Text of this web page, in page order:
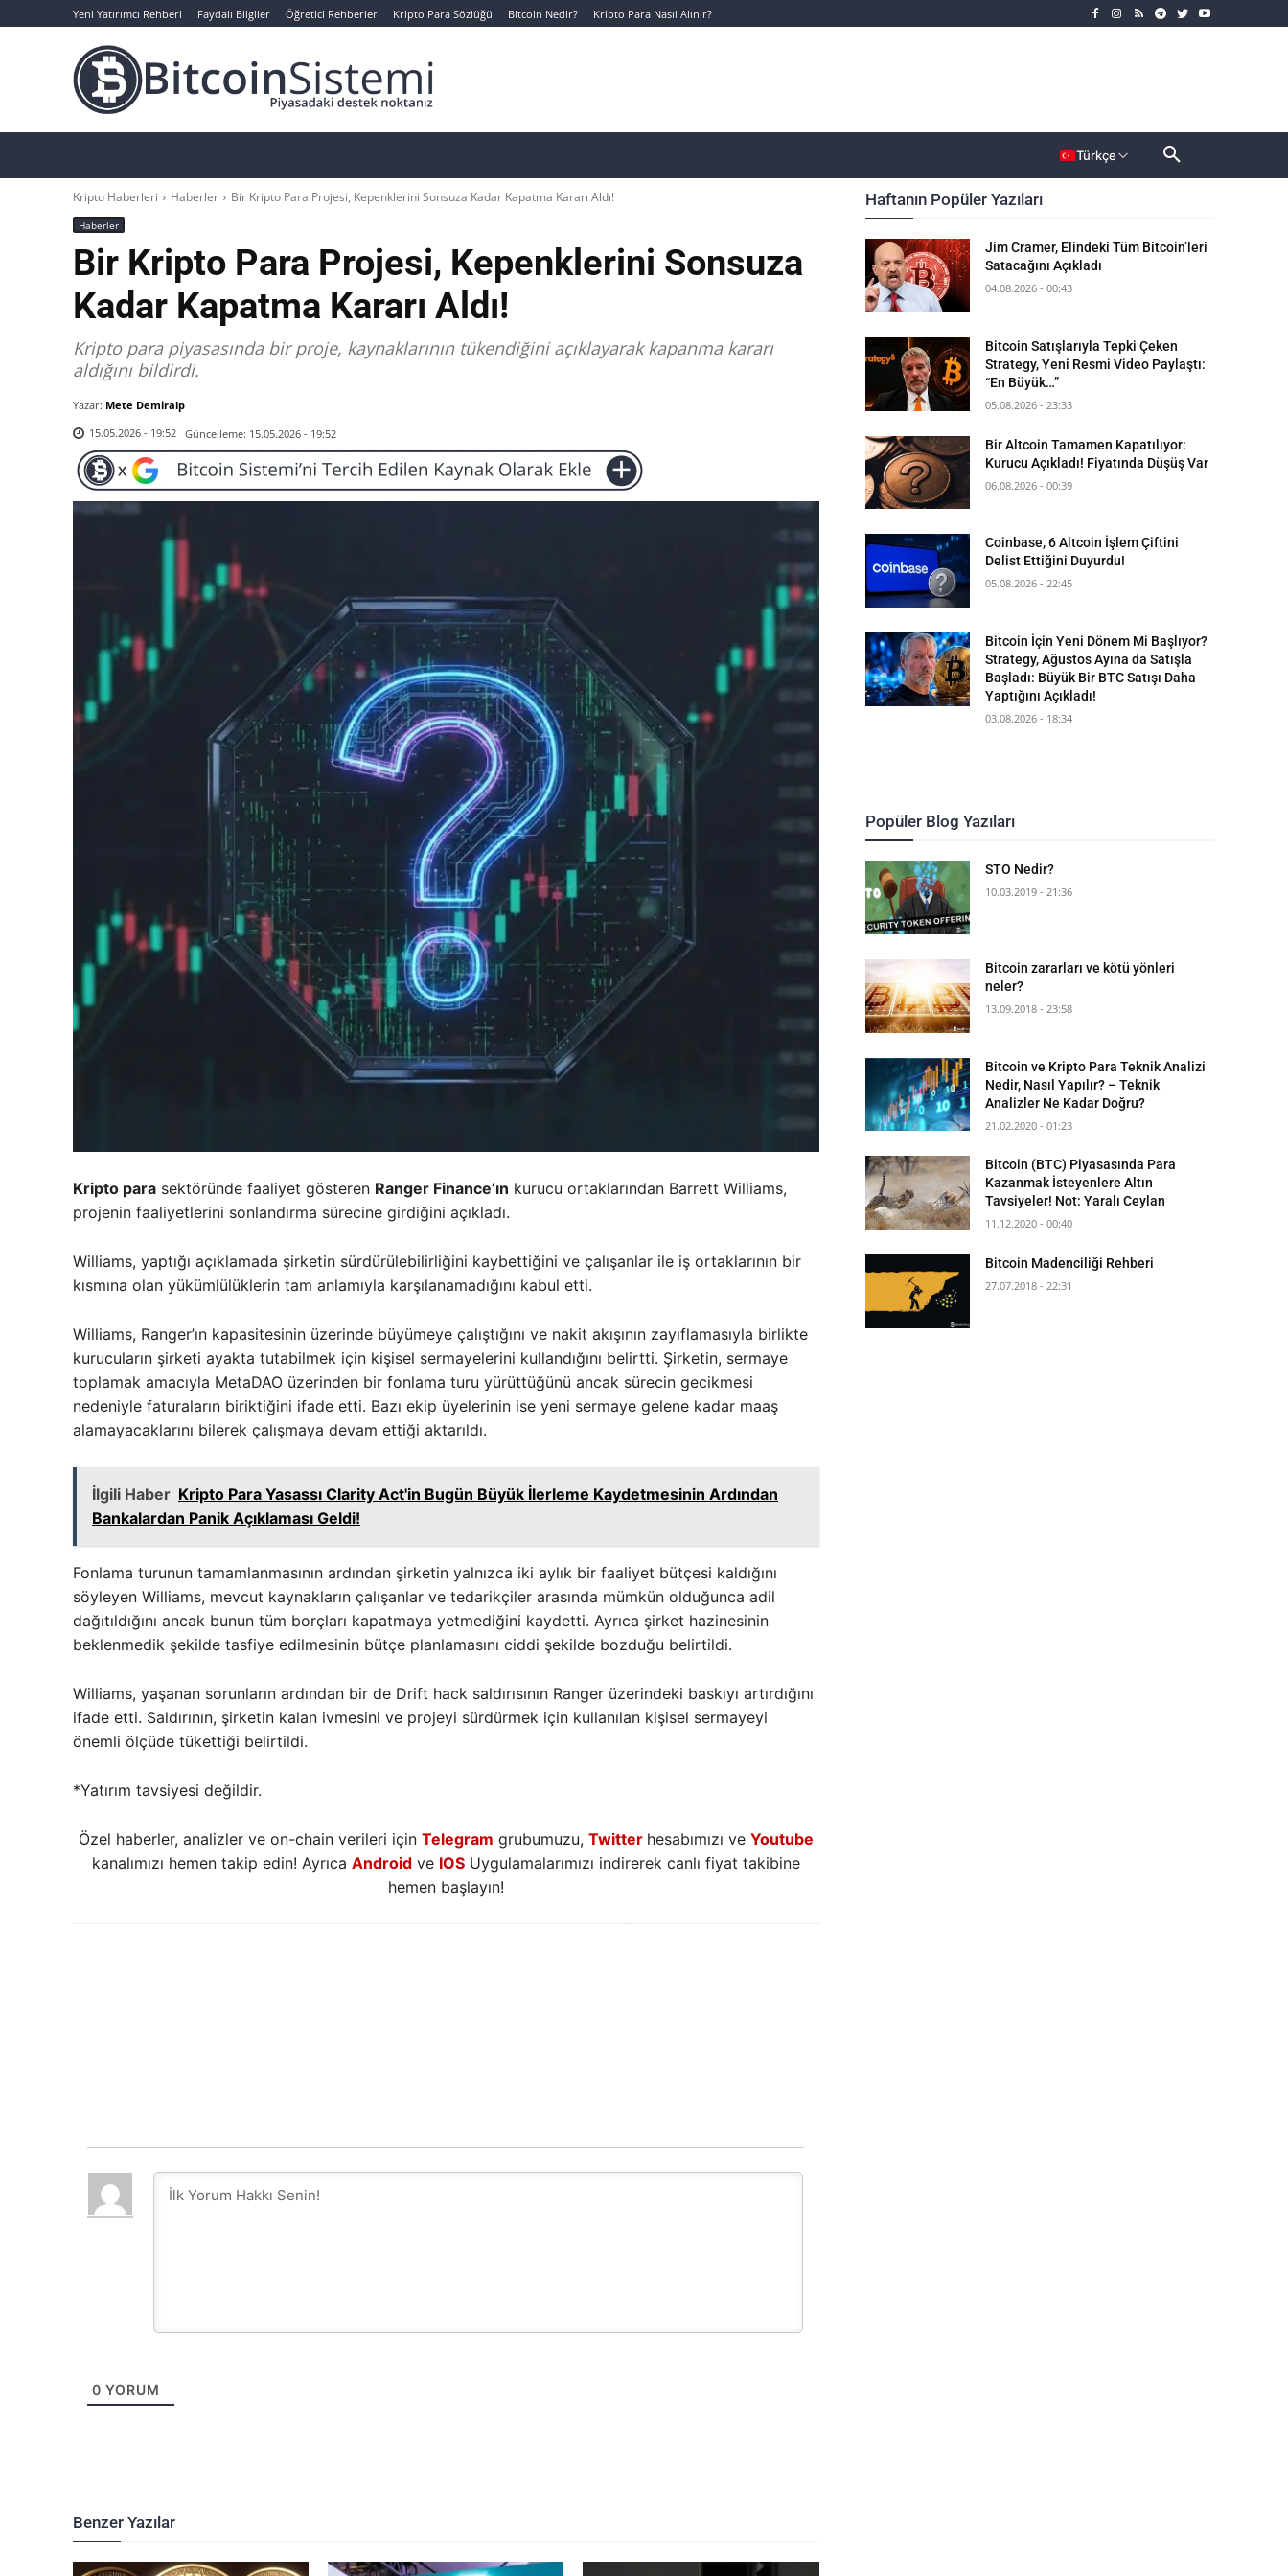
Yeni Yatırımcı Rehberi Faydalı Bilgiler Öğretici Rehberler Kripto Para Sözlüğü Bitcoin Nedir? Kripto Para Nasıl Alınır?
Türkçe
Kripto Haberleri Haberler Bir Kripto Para Projesi, Kepenklerini Sonsuza Kadar Kapatma Kararı Aldı!
Haberler
Bir Kripto Para Projesi, Kepenklerini Sonsuza
Kadar Kapatma Kararı Aldı!
Kripto para piyasasında bir proje, kaynaklarının tükendiğini açıklayarak kapanma kararı
aldığını bildirdi.
Yazar: Mete Demiralp
15.05.2026 - 19:52 Güncelleme: 15.05.2026 - 19:52
Kripto para sektöründe faaliyet gösteren Ranger Finance’ın kurucu ortaklarından Barrett Williams,
projenin faaliyetlerini sonlandırma sürecine girdiğini açıkladı.
Williams, yaptığı açıklamada şirketin sürdürülebilirliğini kaybettiğini ve çalışanlar ile iş ortaklarının bir
kısmına olan yükümlülüklerin tam anlamıyla karşılanamadığını kabul etti.
Williams, Ranger’ın kapasitesinin üzerinde büyümeye çalıştığını ve nakit akışının zayıflamasıyla birlikte
kurucuların şirketi ayakta tutabilmek için kişisel sermayelerini kullandığını belirtti. Şirketin, sermaye
toplamak amacıyla MetaDAO üzerinden bir fonlama turu yürüttüğünü ancak sürecin gecikmesi
nedeniyle faturaların biriktiğini ifade etti. Bazı ekip üyelerinin ise yeni sermaye gelene kadar maaş
alamayacaklarını bilerek çalışmaya devam ettiği aktarıldı.
İlgili Haber Kripto Para Yasassı Clarity Act'in Bugün Büyük İlerleme Kaydetmesinin Ardından
Bankalardan Panik Açıklaması Geldi!
Fonlama turunun tamamlanmasının ardından şirketin yalnızca iki aylık bir faaliyet bütçesi kaldığını
söyleyen Williams, mevcut kaynakların çalışanlar ve tedarikçiler arasında mümkün olduğunca adil
dağıtıldığını ancak bunun tüm borçları kapatmaya yetmediğini kaydetti. Ayrıca şirket hazinesinin
beklenmedik şekilde tasfiye edilmesinin bütçe planlamasını ciddi şekilde bozduğu belirtildi.
Williams, yaşanan sorunların ardından bir de Drift hack saldırısının Ranger üzerindeki baskıyı artırdığını
ifade etti. Saldırının, şirketin kalan ivmesini ve projeyi sürdürmek için kullanılan kişisel sermayeyi
önemli ölçüde tükettiği belirtildi.
*Yatırım tavsiyesi değildir.
Özel haberler, analizler ve on-chain verileri için Telegram grubumuzu, Twitter hesabımızı ve Youtube
kanalımızı hemen takip edin! Ayrıca Androidve IOSUygulamalarımızı indirerek canlı fiyat takibine
hemen başlayın!
0 YORUM
Benzer Yazılar
Haftanın Popüler Yazıları
Jim Cramer, Elindeki Tüm Bitcoin’leri
Satacağını Açıkladı
04.08.2026 - 00:43
Bitcoin Satışlarıyla Tepki Çeken
Strategy, Yeni Resmi Video Paylaştı:
“En Büyük…”
05.08.2026 - 23:33
Bir Altcoin Tamamen Kapatılıyor:
Kurucu Açıkladı! Fiyatında Düşüş Var
06.08.2026 - 00:39
Coinbase, 6 Altcoin İşlem Çiftini
Delist Ettiğini Duyurdu!
05.08.2026 - 22:45
Bitcoin İçin Yeni Dönem Mi Başlıyor?
Strategy, Ağustos Ayına da Satışla
Başladı: Büyük Bir BTC Satışı Daha
Yaptığını Açıkladı!
03.08.2026 - 18:34
Popüler Blog Yazıları
STO Nedir?
10.03.2019 - 21:36
Bitcoin zararları ve kötü yönleri
neler?
13.09.2018 - 23:58
Bitcoin ve Kripto Para Teknik Analizi
Nedir, Nasıl Yapılır? – Teknik
Analizler Ne Kadar Doğru?
21.02.2020 - 01:23
Bitcoin (BTC) Piyasasında Para
Kazanmak İsteyenlere Altın
Tavsiyeler! Not: Yaralı Ceylan
11.12.2020 - 00:40
Bitcoin Madenciliği Rehberi
27.07.2018 - 22:31